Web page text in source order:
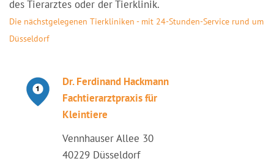
des Tierarztes oder der Tierklinik.
Die nächstgelegenen Tierkliniken - mit 24-Stunden-Service rund um
Düsseldorf
Dr. Ferdinand Hackmann
Fachtierarztpraxis für
Kleintiere
Vennhauser Allee 30
40229 Düsseldorf